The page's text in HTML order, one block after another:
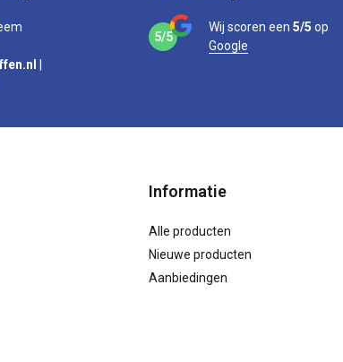
5/5
Wij scoren een 5/5 op
Google
Informatie
Alle producten
Nieuwe producten
Aanbiedingen